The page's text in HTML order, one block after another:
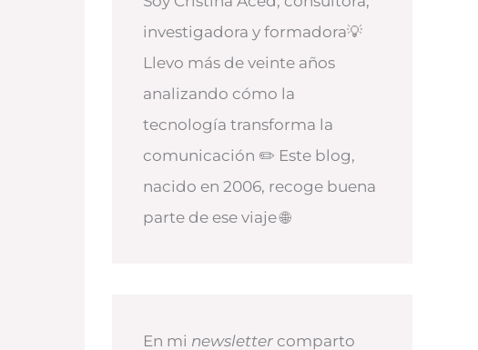
investigadora y formadora💡
Llevo más de veinte años
analizando cómo la
tecnología transforma la
comunicación ✏️ Este blog,
nacido en 2006, recoge buena
parte de ese viaje 🌐
En mi newsletter comparto